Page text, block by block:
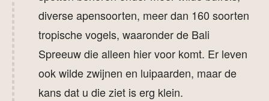
diverse apensoorten, meer dan 160 soorten
tropische vogels, waaronder de Bali
Spreeuw die alleen hier voor komt. Er leven
ook wilde zwijnen en luipaarden, maar de
kans dat u die ziet is erg klein.